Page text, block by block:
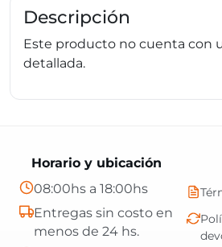
Descripción
Este producto no cuenta con
detallada.
Horario y ubicación
08:00hs a 18:00hs
Entregas sin costo en
menos de 24 hs.